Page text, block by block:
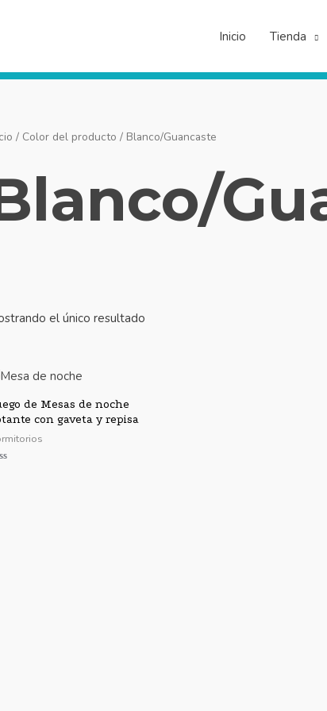
Inicio Tienda
/ Color del producto / Blanco/Guancaste
el único resultado
de Mesas de noche
con gaveta y repisa